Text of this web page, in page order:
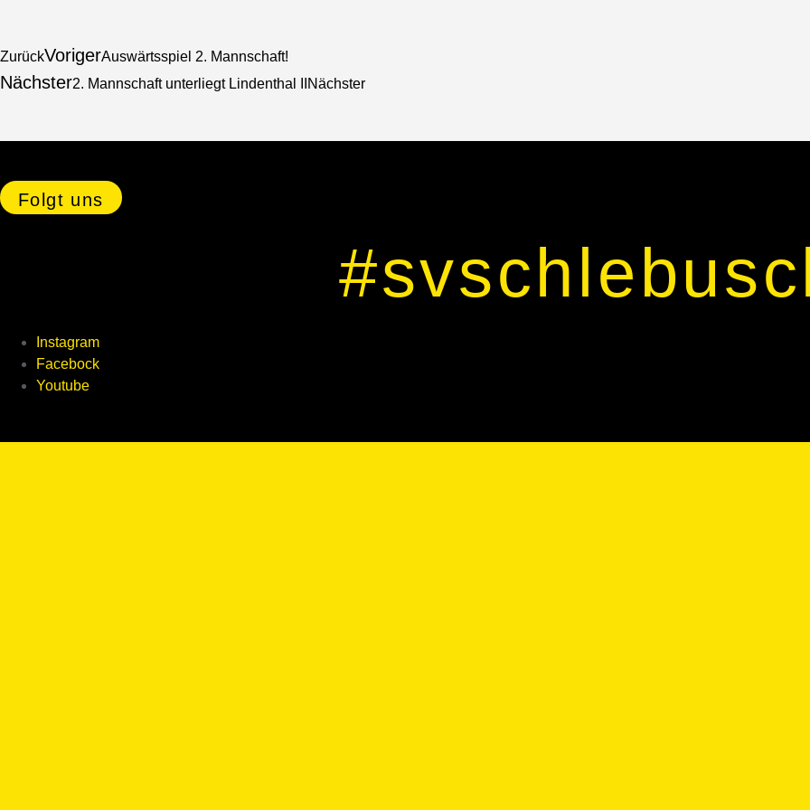
ZurückVorigerAuswärtsspiel 2. Mannschaft!
Nächster2. Mannschaft unterliegt Lindenthal II Nächster
Folgt uns
Instagram
Facebock
Youtube